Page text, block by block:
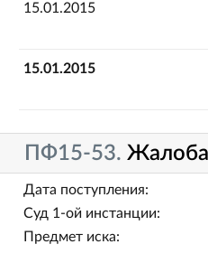
15.01.2015
15.01.2015
ПФ15-53. Жалоба
Дата поступления:
Суд 1-ой инстанции:
Предмет иска: